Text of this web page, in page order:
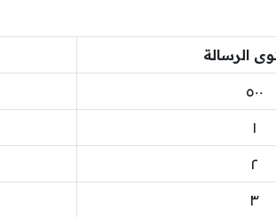
الرسالة
٥٠٠
١
٢
٣